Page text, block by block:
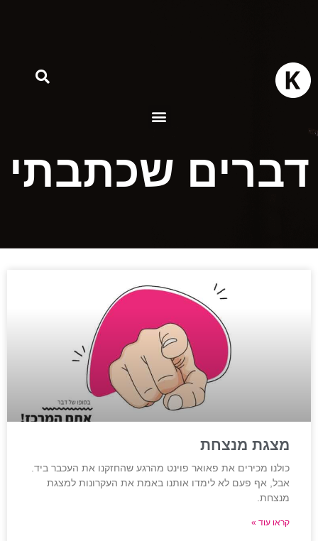
שכתבתי
מצגת מנצחת
כולנו מכירים את פאואר פוינט מהרגע שהחזקנו את העכבר ביד.
אבל, אף פעם לא לימדו אותנו באמת את העקרונות למצגת
מנצחת.
קראו עוד »